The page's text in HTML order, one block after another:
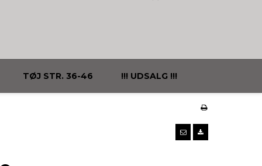
TØJ STR. 36-46 !!! UDSALG !!!